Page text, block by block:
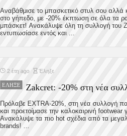
Αναβάθμισε το μπασκετικό στυλ σου αλλά
στο γήπεδο, με -20% έκπτωση σε όλα τα
μπάσκετ! Aνακάλυψε όλη τη συλλογή του
εντυπωσίασε εντός και ...
2 έτη ago Έληξε
ΈΛΗΞΕ Zakcret: -20% στη νέα
Πρόλαβε EXTRA-20%, στη νέα συλλογή
και προετοίμασε την καλοκαιρινή
Ανακάλυψε τα πιο hot σχέδια από τα
brands! ...